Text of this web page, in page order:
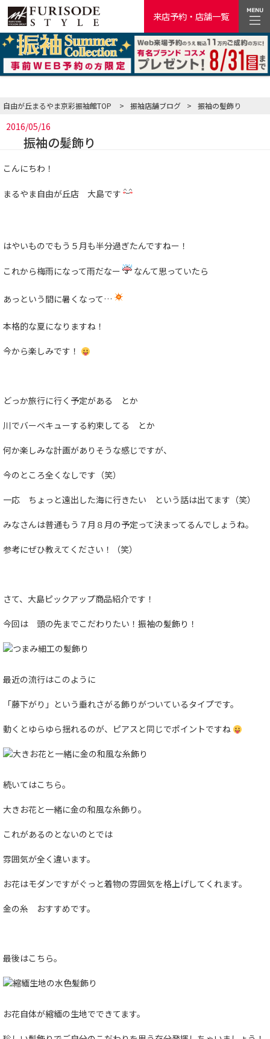
来店予約・店舗一覧
自由が丘まるやま京彩振袖館TOP > 振袖店舗ブログ > 振袖の髪飾り
2016/05/16
振袖の髪飾り
こんにちわ！
まるやま自由が丘店 大島です
はやいものでもう５月も半分過ぎたんですねー！
これから梅雨になって雨だなー なんて思っていたら
あっという間に暑くなって…
本格的な夏になりますね！
今から楽しみです！
どっか旅行に行く予定がある とか
川でバーベキューする約束してる とか
何か楽しみな計画がありそうな感じですが、
今のところ全くなしです（笑）
一応 ちょっと遠出した海に行きたい という話は出てます（笑）
みなさんは普通もう７月８月の予定って決まってるんでしょうね。
参考にぜひ教えてください！（笑）
さて、大島ピックアップ商品紹介です！
今回は 頭の先までこだわりたい！振袖の髪飾り！
最近の流行はこのように
「藤下がり」という垂れさがる飾りがついているタイプです。
動くとゆらゆら揺れるのが、ピアスと同じでポイントですね
続いてはこちら。
大きお花と一緒に金の和風な糸飾り。
これがあるのとないのとでは
雰囲気が全く違います。
お花はモダンですがぐっと着物の雰囲気を格上げしてくれます。
金の糸 おすすめです。
最後はこちら。
お花自体が縮緬の生地でできてます。